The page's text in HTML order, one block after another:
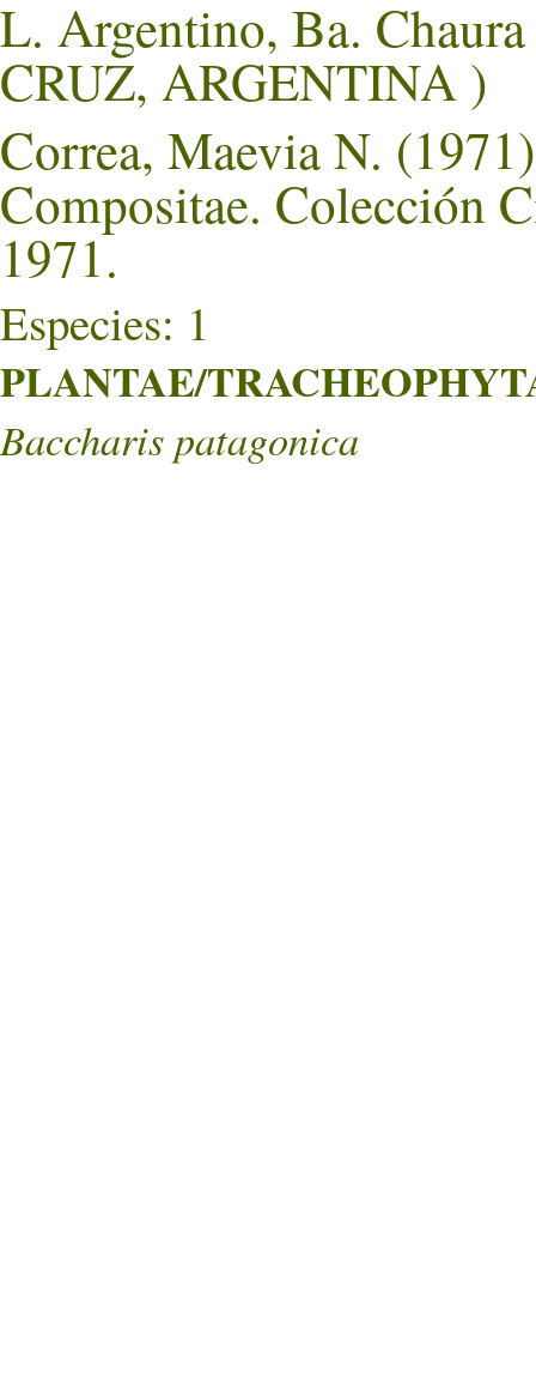
L. Argentino, Ba.
CRUZ, ARGENTINA )
Correa, Maevia N.
Compositae. Colección
1971.
Especies: 1
PLANTAE/
Baccharis patagonica